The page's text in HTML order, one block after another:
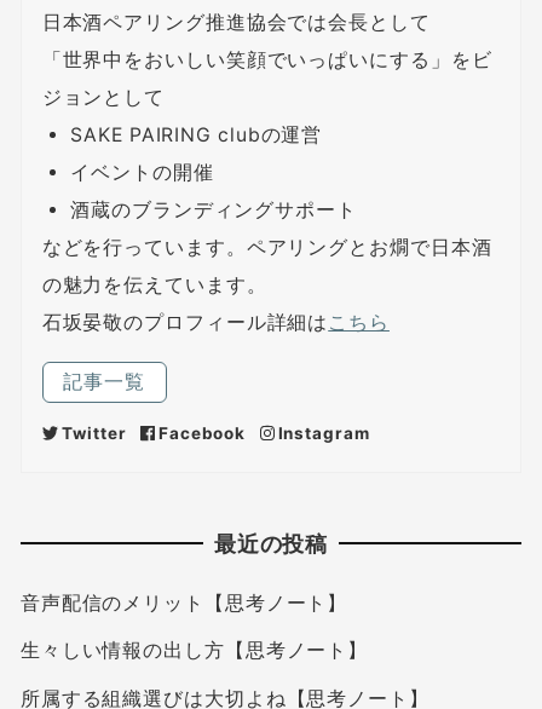
日本酒ペアリング推進協会では会長として
「世界中をおいしい笑顔でいっぱいにする」をビ
ジョンとして
SAKE PAIRING clubの運営
イベントの開催
酒蔵のブランディングサポート
などを行っています。ペアリングとお燗で日本酒
の魅力を伝えています。
石坂晏敬のプロフィール詳細は こちら
記事一覧
Twitter Facebook Instagram
最近の投稿
音声配信のメリット【思考ノート】
生々しい情報の出し方【思考ノート】
所属する組織選びは大切よね【思考ノート】